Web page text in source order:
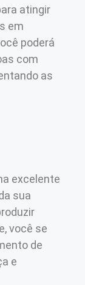
atingir
em
poderá
com
as
excelente
sua
você se
de
e